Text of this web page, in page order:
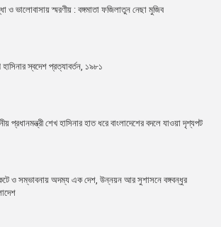
ও ভালোবাসায় স্মরণীয় : বঙ্গমাতা ফজিলাতুন নেছা মুজিব
স্বদেশ প্রত্যাবর্তন, ১৯৮১
প্রধানমন্ত্রী শেখ হাসিনার হাত ধরে বাংলাদেশের বদলে যাওয়া দৃশ্যপট
ও সম্ভাবনায় অদম্য এক দেশ, উন্নয়ন আর সুশাসনে বঙ্গবন্ধুর